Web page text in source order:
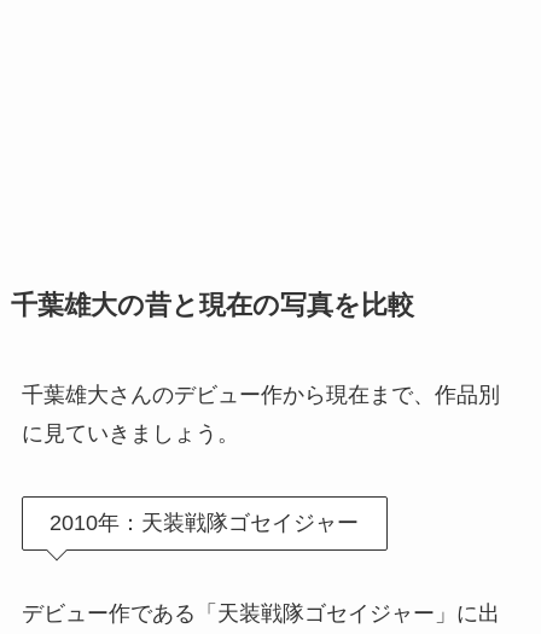
千葉雄大の昔と現在の写真を比較
千葉雄大さんのデビュー作から現在まで、作品別
に見ていきましょう。
2010年：天装戦隊ゴセイジャー
デビュー作である「天装戦隊ゴセイジャー」に出